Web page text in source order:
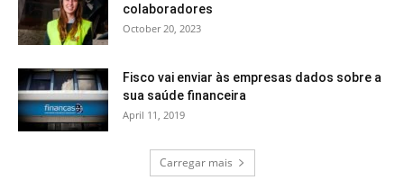
colaboradores
October 20, 2023
Fisco vai enviar às empresas dados sobre a
sua saúde financeira
April 11, 2019
Carregar mais